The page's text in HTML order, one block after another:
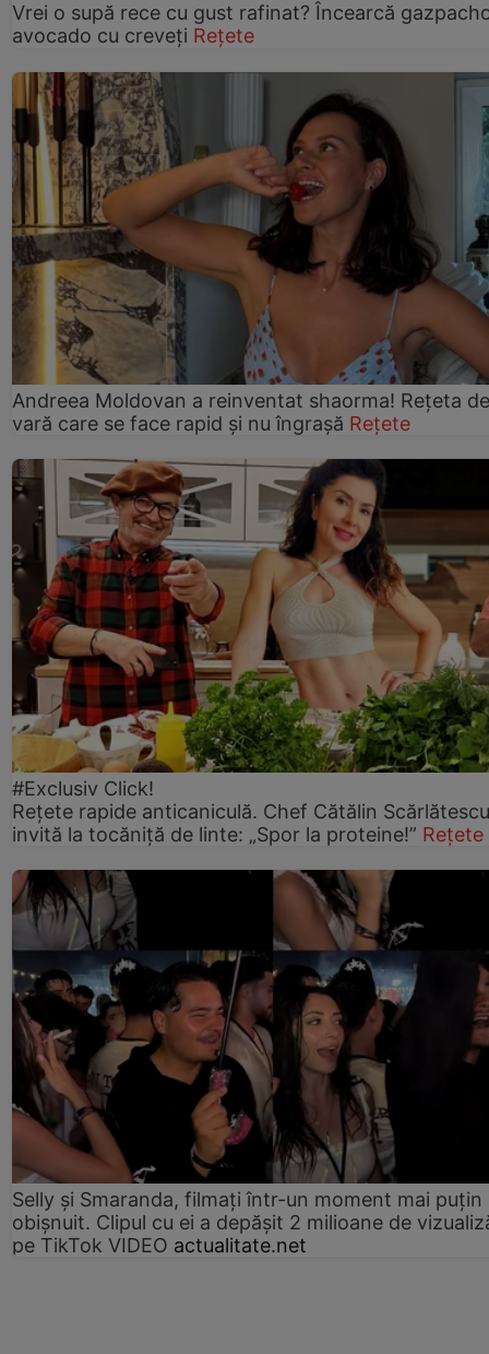
Vrei o supă rece cu gust rafinat? Încearcă
avocado cu creveți Rețete
Andreea Moldovan a reinventat shaorma! Rețeta de
vară care se face rapid și nu îngrașă Rețete
#Exclusiv Click!
Rețete rapide anticaniculă. Chef Cătălin
invită la tocăniță de linte: „Spor la proteine!” Rețete
Selly și Smaranda, filmați într-un moment mai puțin
obișnuit. Clipul cu ei a depășit 2 milioane de
pe TikTok VIDEO actualitate.net